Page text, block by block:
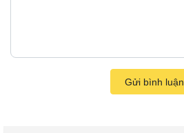
Gửi bình luận